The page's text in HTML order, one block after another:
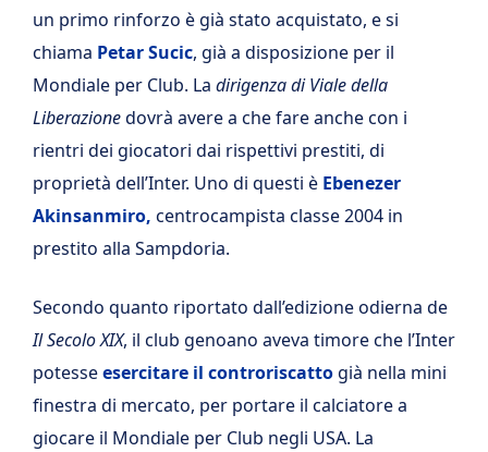
un primo rinforzo è già stato acquistato, e si
chiama Petar Sucic, già a disposizione per il
Mondiale per Club. La dirigenza di Viale della
Liberazionedovrà avere a che fare anche con i
rientri dei giocatori dai rispettivi prestiti, di
proprietà dell’Inter. Uno di questi è Ebenezer
Akinsanmiro, centrocampista classe 2004 in
prestito alla Sampdoria.
Secondo quanto riportato dall’edizione odierna de
Il SecoloXIX, il club genoano aveva timore che l’Inter
potesseesercitare il controriscatto già nella mini
finestra di mercato, per portare il calciatore a
giocare il Mondiale per Club negli USA. La